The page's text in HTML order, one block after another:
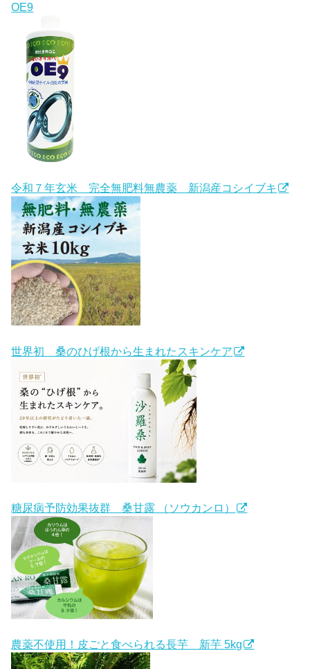
OE9
令和７年玄米 完全無肥料無農薬 新潟産コシイブキ
世界初 桑のひげ根から生まれたスキンケア
糖尿病予防効果抜群 桑甘露 （ソウカンロ）
農薬不使用！皮ごと食べられる長芋 新芋 5kg